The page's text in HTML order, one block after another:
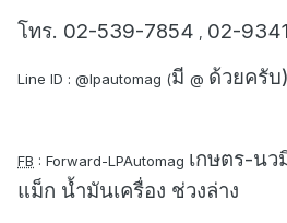
โทร. 02-539-7854 , 02-
Line ID : @lpautomag (มี @ ด้วยครับ)
FB : Forward-LPAutomag เกษตร-นว
แม็ก น้ำมันเครื่อง ช่วงล่าง